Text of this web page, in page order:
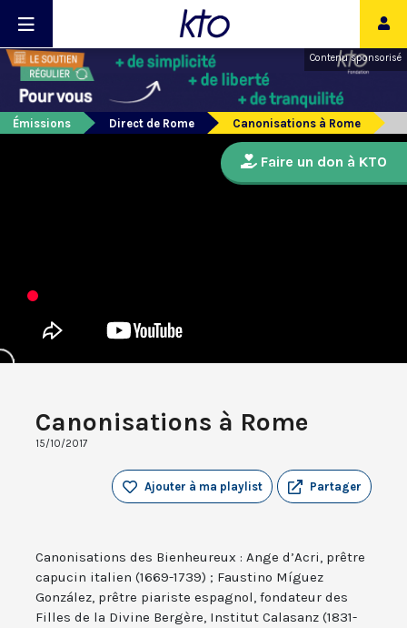
Contenu sponsorisé
Émissions Direct de Rome Canonisations à Rome
Canonisations à Rome
15/10/2017
Partager
Ajouter à ma playlist
Canonisations des Bienheureux : Ange d’Acri, prêtre
capucin italien (1669-1739) ; Faustino Míguez
González, prêtre piariste espagnol, fondateur des
Filles de la Divine Bergère, Institut Calasanz (1831-
Faire un don à KTO